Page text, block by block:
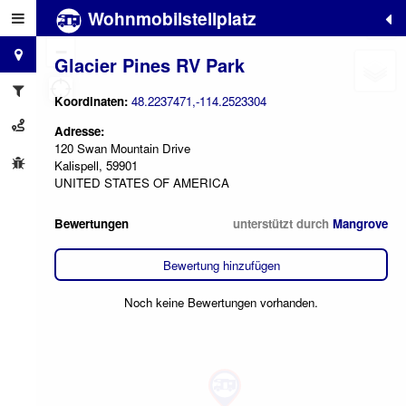
Wohnmobilstellplatz
Glacier Pines RV Park
Koordinaten: 48.2237471,-114.2523304
Adresse:
120 Swan Mountain Drive
Kalispell, 59901
UNITED STATES OF AMERICA
Bewertungen unterstützt durch Mangrove
Bewertung hinzufügen
Noch keine Bewertungen vorhanden.
+